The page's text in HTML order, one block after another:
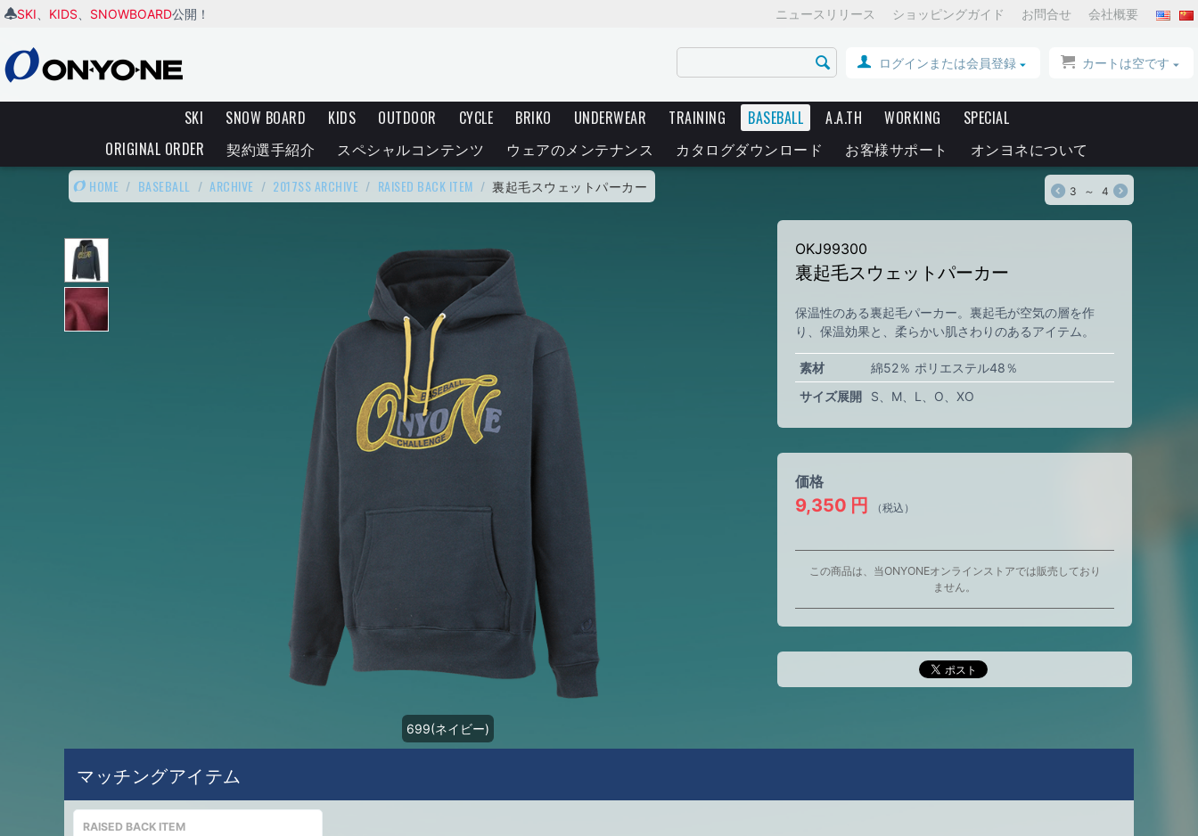
SKI KIDS SNOWBOARD公開！ ニュースリリース ショッピングガイド お問合せ 会社概要
カートは空です
ログインまたは会員登録
SKI SNOW BOARD KIDS OUTDOOR CYCLE BRIKO UNDERWEAR TRAINING BASEBALL A.A.TH WORKING
SPECIAL
ORIGINAL ORDER
契約選手紹介 スペシャルコンテンツ ウェアのメンテナンス カタログダウンロード お客様サポート オンヨネについて
HOME / BASEBALL / ARCHIVE / 2017SS ARCHIVE / RAISED BACK ITEM / 裏起毛スウェットパーカー 3 ～ 4
699(ネイビー)
OKJ99300
裏起毛スウェットパーカー
保温性のある裏起毛パーカー。裏起毛が空気の層を作
り、保温効果と、柔らかい肌さわりのあるアイテム。
素材
綿52％ ポリエステル48％
サイズ展開
S M L O XO
価格
9,350 円 （税込）
この商品は、当ONYONEオンラインストアでは販売しており
ません。
マッチングアイテム
RAISED BACK ITEM